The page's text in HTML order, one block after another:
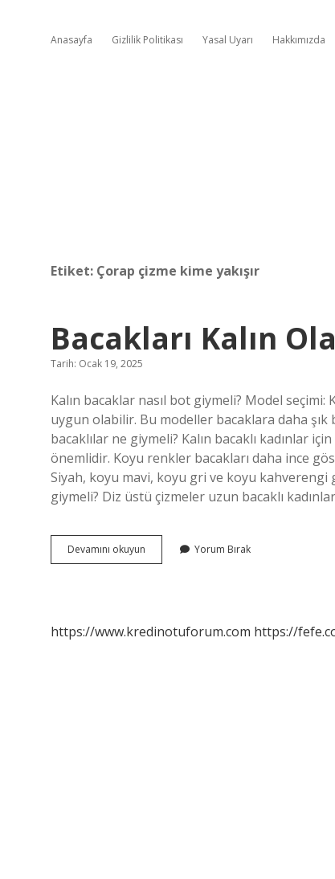
Anasayfa Gizlilik Politikası Yasal Uyarı Hakkımızda
Etiket: Çorap çizme kime yakışır
Bacakları Kalın
Tarih: Ocak 19, 2025
Kalın bacaklar nasıl bot giymeli? Model
uygun olabilir. Bu modeller bacaklara daha şık
bacaklılar ne giymeli? Kalın bacaklı kadınlar
önemlidir. Koyu renkler bacakları daha ince
Siyah, koyu mavi, koyu gri ve koyu
giymeli? Diz üstü çizmeler uzun bacaklı
Devamını okuyun Bacakları
Kalın
Yorum Bırak
https://www.kredinotuforum.com https://